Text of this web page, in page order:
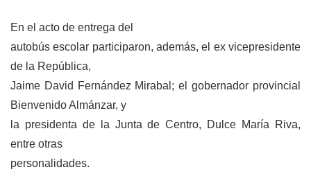
En el acto de entrega del
autobús escolar participaron, además, el ex vicepresidente
de la República,
Jaime David Fernández Mirabal; el gobernador provincial
Bienvenido Almánzar, y
la presidenta de la Junta de Centro, Dulce María Riva,
entre otras
personalidades.